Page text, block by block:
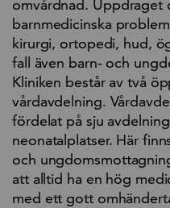
omvårdnad. Uppdraget
barnmedicinska
kirurgi, ortopedi, hud,
fall även barn- och
Kliniken består av två
vårdavdelning.
fördelat på sju
neonatalplatser. Här
och
att alltid ha en hög
med ett gott